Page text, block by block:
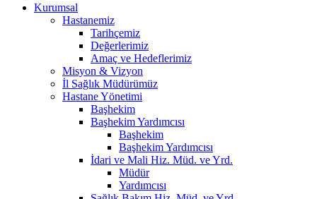
Kurumsal
Hastanemiz
Tarihçemiz
Değerlerimiz
Amaç ve Hedeflerimiz
Misyon & Vizyon
İl Sağlık Müdürümüz
Hastane Yönetimi
Başhekim
Başhekim Yardımcısı
Başhekim
Başhekim Yardımcısı
İdari ve Mali Hiz. Müd. ve Yrd.
Müdür
Yardımcısı